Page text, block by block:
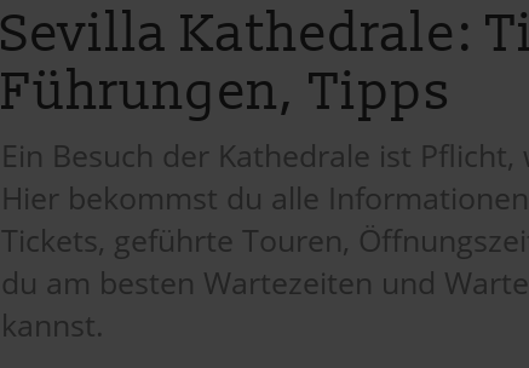
Sevilla Kathedrale:
Führungen, Tipps
Ein Besuch der Kathedrale ist
Hier bekommst du alle
Tickets, geführte Touren,
du am besten Wartezeiten und
kannst.